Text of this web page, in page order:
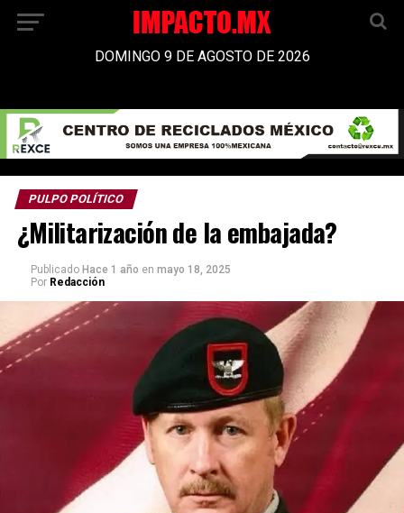
DOMINGO 9 DE AGOSTO DE 2026
PULPO POLÍTICO
¿Militarización de la embajada?
Publicado Hace 1 año en mayo 18, 2025
Por Redacción